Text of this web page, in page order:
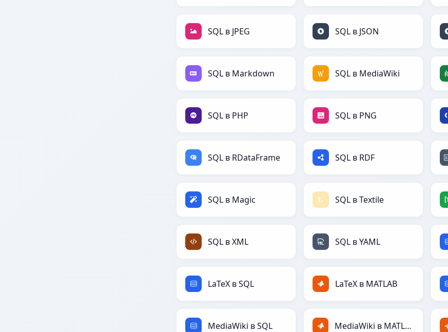
SQL в JPEG SQL в JSON
SQL в Markdown SQL в MediaWiki
SQL в PHP SQL в PNG
SQL в RDataFrame SQL в RDF
SQL в Magic SQL в Textile
SQL в XML SQL в YAML
LaTeX в SQL LaTeX в MATLAB
MediaWiki в SQL MediaWiki в MATLAB